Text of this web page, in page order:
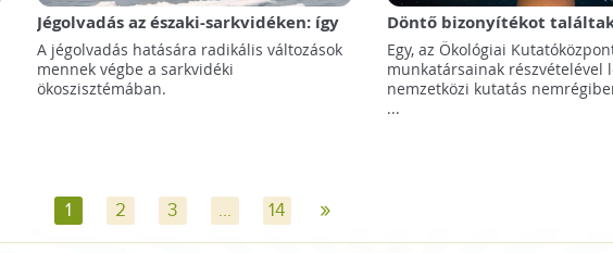
Jégolvadás az északi-sarkvidéken: így
változtatja meg a helyi élővilágot
A jégolvadás hatására radikális változások
mennek végbe a sarkvidéki
ökoszisztémában.
Döntő bizonyítékot
ökológusok: az emberi
már a távoli élőhelyeken
drasztikus hatását!
Egy, az Ökológiai
munkatársainak részvételével
nemzetközi kutatás
...
1 2 3 ... 14 »